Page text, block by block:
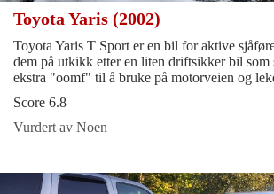
Toyota Yaris (2002)
Toyota Yaris T Sport er en bil for aktive
dem på utkikk etter en liten driftsikker bil som
ekstra "oomf" til å bruke på motorveien og
Score 6.8
Vurdert av Noen